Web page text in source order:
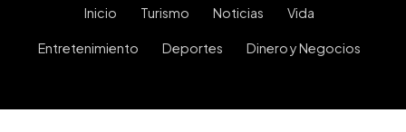
Inicio Turismo Noticias Vida
Entretenimiento Deportes Dinero y Negocios